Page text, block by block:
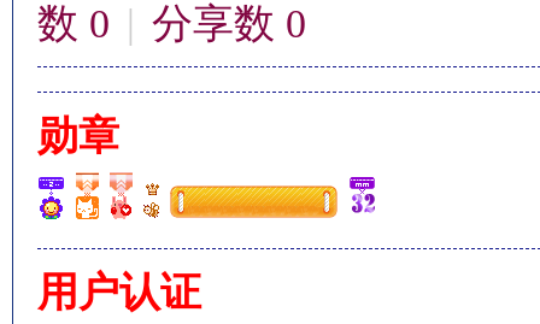
数 0 | 分享数 0
勋章
用户认证